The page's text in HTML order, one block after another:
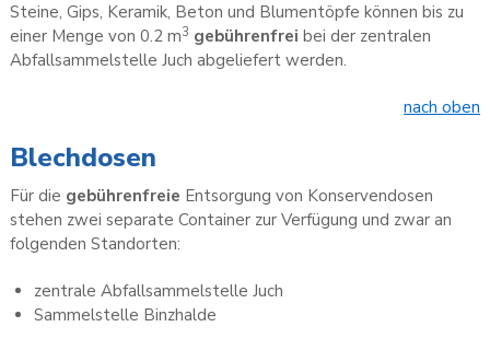
Steine, Gips, Keramik, Beton und Blumentöpfe können bis zu
einer Menge von 0.2 m3 gebührenfrei bei der zentralen
Abfallsammelstelle Juch abgeliefert werden.
nach oben
Blechdosen
Für die gebührenfreie Entsorgung von Konservendosen
stehen zwei separate Container zur Verfügung und zwar an
folgenden Standorten:
zentrale Abfallsammelstelle Juch
Sammelstelle Binzhalde